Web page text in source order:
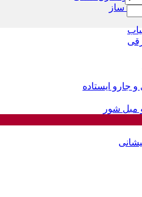
ساز
جارو ایستاده
شور